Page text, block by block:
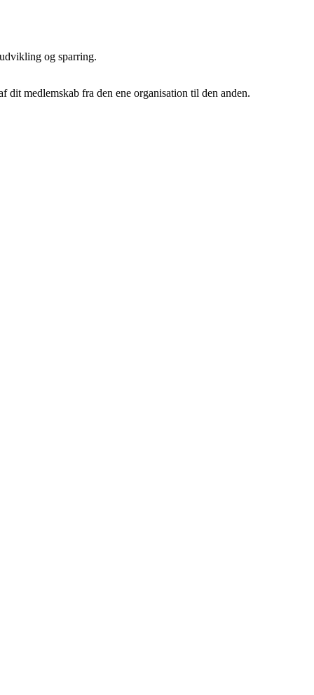
og sparring.
dit medlemskab fra den ene organisation til den anden.